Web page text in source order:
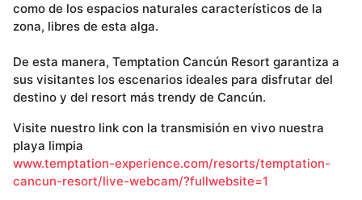
como de los espacios naturales característicos de la
zona, libres de esta alga.
De esta manera, Temptation Cancún Resort garantiza a
sus visitantes los escenarios ideales para disfrutar del
destino y del resort más trendy de Cancún.
Visite nuestro link con la transmisión en vivo nuestra
playa limpia
www.temptation-experience.com/resorts/temptation-
cancun-resort/live-webcam/?fullwebsite=1